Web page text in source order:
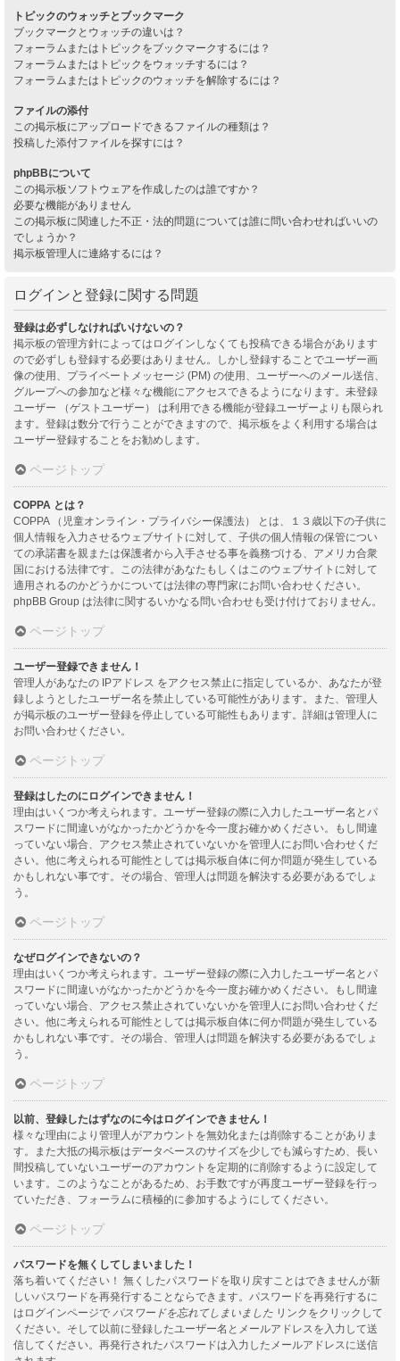
トピックのウォッチとブックマーク
ブックマークとウォッチの違いは？
フォーラムまたはトピックをブックマークするには？
フォーラムまたはトピックをウォッチするには？
フォーラムまたはトピックのウォッチを解除するには？
ファイルの添付
この掲示板にアップロードできるファイルの種類は？
投稿した添付ファイルを探すには？
phpBBについて
この掲示板ソフトウェアを作成したのは誰ですか？
必要な機能がありません
この掲示板に関連した不正・法的問題については誰に問い合わせればいいの
でしょうか？
掲示板管理人に連絡するには？
ログインと登録に関する問題
登録は必ずしなければいけないの？
掲示板の管理方針によってはログインしなくても投稿できる場合があります
ので必ずしも登録する必要はありません。しかし登録することでユーザー画
像の使用、プライベートメッセージ (PM) の使用、ユーザーへのメール送信、
グループへの参加など様々な機能にアクセスできるようになります。未登録
ユーザー （ゲストユーザー） は利用できる機能が登録ユーザーよりも限られ
ます。登録は数分で行うことができますので、掲示板をよく利用する場合は
ユーザー登録することをお勧めします。
ページトップ
COPPA とは？
COPPA （児童オンライン・プライバシー保護法） とは、１３歳以下の子供に
個人情報を入力させるウェブサイトに対して、子供の個人情報の保管につい
ての承諾書を親または保護者から入手させる事を義務づける、アメリカ合衆
国における法律です。この法律があなたもしくはこのウェブサイトに対して
適用されるのかどうかについては法律の専門家にお問い合わせください。
phpBB Group は法律に関するいかなる問い合わせも受け付けておりません。
ページトップ
ユーザー登録できません！
管理人があなたの IPアドレス をアクセス禁止に指定しているか、あなたが登
録しようとしたユーザー名を禁止している可能性があります。また、管理人
が掲示板のユーザー登録を停止している可能性もあります。詳細は管理人に
お問い合わせください。
ページトップ
登録はしたのにログインできません！
理由はいくつか考えられます。ユーザー登録の際に入力したユーザー名とパ
スワードに間違いがなかったかどうかを今一度お確かめください。もし間違
っていない場合、アクセス禁止されていないかを管理人にお問い合わせくだ
さい。他に考えられる可能性としては掲示板自体に何か問題が発生している
かもしれない事です。その場合、管理人は問題を解決する必要があるでしょ
う。
ページトップ
なぜログインできないの？
理由はいくつか考えられます。ユーザー登録の際に入力したユーザー名とパ
スワードに間違いがなかったかどうかを今一度お確かめください。もし間違
っていない場合、アクセス禁止されていないかを管理人にお問い合わせくだ
さい。他に考えられる可能性としては掲示板自体に何か問題が発生している
かもしれない事です。その場合、管理人は問題を解決する必要があるでしょ
う。
ページトップ
以前、登録したはずなのに今はログインできません！
様々な理由により管理人がアカウントを無効化または削除することがありま
す。また大抵の掲示板はデータベースのサイズを少しでも減らすため、長い
間投稿していないユーザーのアカウントを定期的に削除するように設定して
います。このようなことがあるため、お手数ですが再度ユーザー登録を行っ
ていただき、フォーラムに積極的に参加するようにしてください。
ページトップ
パスワードを無くしてしまいました！
落ち着いてください！ 無くしたパスワードを取り戻すことはできませんが新
しいパスワードを再発行することならできます。パスワードを再発行するに
はログインページで パスワードを忘れてしまいました リンクをクリックして
ください。そして以前に登録したユーザー名とメールアドレスを入力して送
信してください。再発行されたパスワードは入力したメールアドレスに送信